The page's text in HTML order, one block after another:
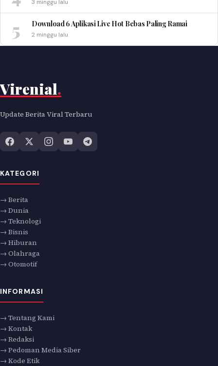
3 minggu lalu
5 Download 6 Aplikasi Live Hot Bebas Paling Ramai
2 minggu lalu
Virenial.
Update Berita Viral Terbaru
KATEGORI
→ Berita
→ Dunia
→ Teknologi
→ Bisnis
→ Hiburan
→ Olahraga
→ Otomotif
INFORMASI
→ Tentang Kami
→ Kontak
→ Redaksi
→ Pedoman Media Siber
→ Kode Etik